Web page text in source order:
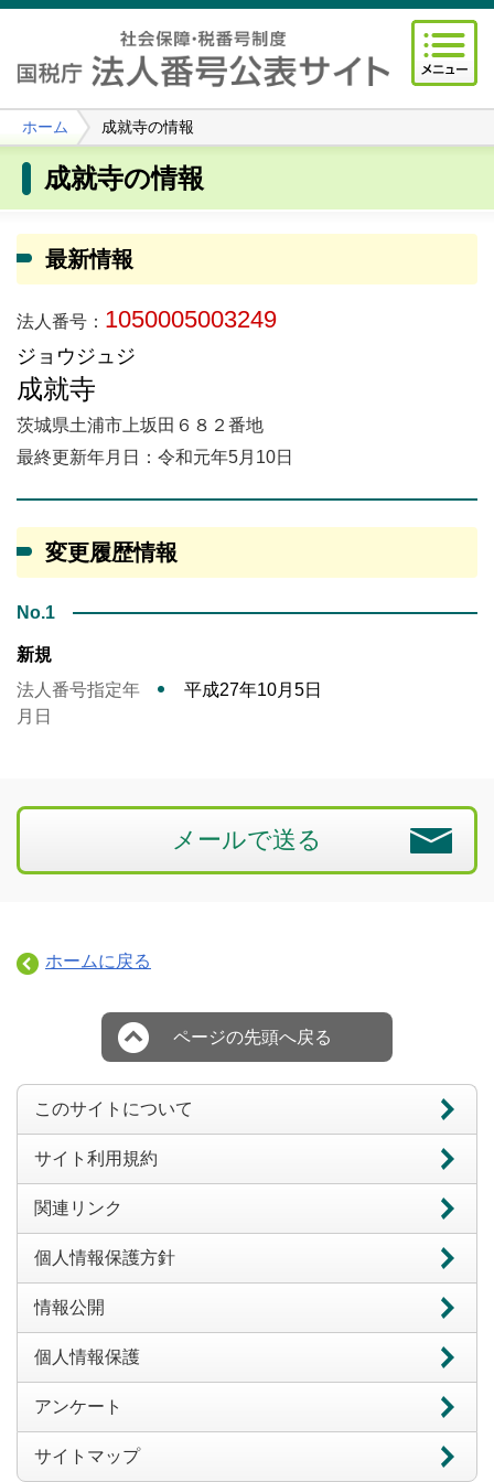
ホーム 成就寺の情報
成就寺の情報
最新情報
法人番号： 1050005003249
ジョウジュジ
成就寺
茨城県土浦市上坂田６８２番地
最終更新年月日：令和元年5月10日
変更履歴情報
No.1
新規
法人番号指定年
月日
平成27年10月5日
メールで送る
ホームに戻る
ページの先頭へ戻る
このサイトについて
サイト利用規約
関連リンク
個人情報保護方針
情報公開
個人情報保護
アンケート
サイトマップ